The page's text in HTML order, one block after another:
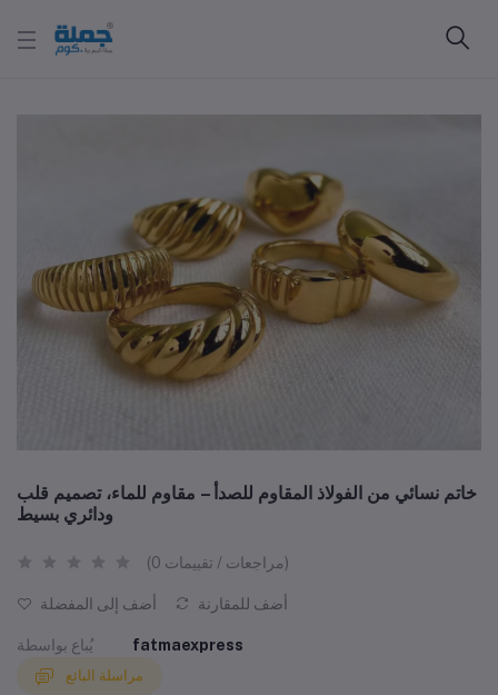
خاتم نسائي من الفولاذ المقاوم للصدأ – مقاوم للماء، تصميم قلب
ودائري بسيط
(0 مراجعات / تقييمات)
أضف إلى المفضلة أضف للمقارنة
يُباع بواسطة fatmaexpress
مراسلة البائع